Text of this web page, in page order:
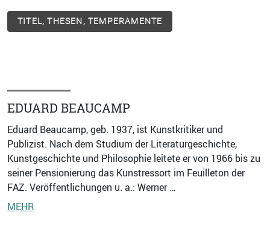
TITEL, THESEN, TEMPERAMENTE
EDUARD BEAUCAMP
Eduard Beaucamp, geb. 1937, ist Kunstkritiker und
Publizist. Nach dem Studium der Literaturgeschichte,
Kunstgeschichte und Philosophie leitete er von 1966 bis zu
seiner Pensionierung das Kunstressort im Feuilleton der
FAZ. Veröffentlichungen u. a.: Werner …
MEHR